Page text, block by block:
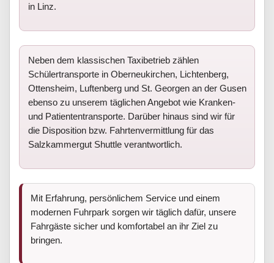
in Linz.
Neben dem klassischen Taxibetrieb zählen
Schülertransporte in Oberneukirchen, Lichtenberg,
Ottensheim, Luftenberg und St. Georgen an der Gusen
ebenso zu unserem täglichen Angebot wie Kranken-
und Patiententransporte. Darüber hinaus sind wir für
die Disposition bzw. Fahrtenvermittlung für das
Salzkammergut Shuttle verantwortlich.
Mit Erfahrung, persönlichem Service und einem
modernen Fuhrpark sorgen wir täglich dafür, unsere
Fahrgäste sicher und komfortabel an ihr Ziel zu
bringen.